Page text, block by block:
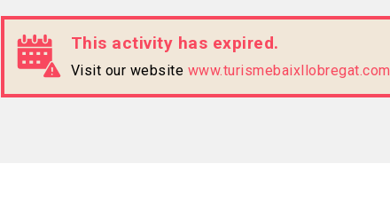
This activity has expired.
Visit our website www.turismebaixllobregat.com